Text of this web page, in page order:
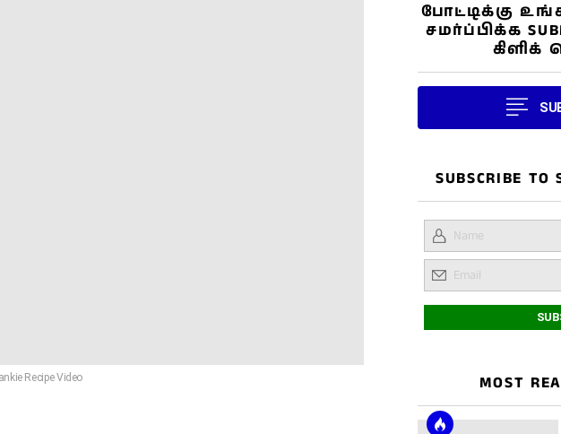
Recipe Video
போட்டிக்கு
சமர்ப்பிக்க
கிளிக்
SUBSCRIBE TO
MOST